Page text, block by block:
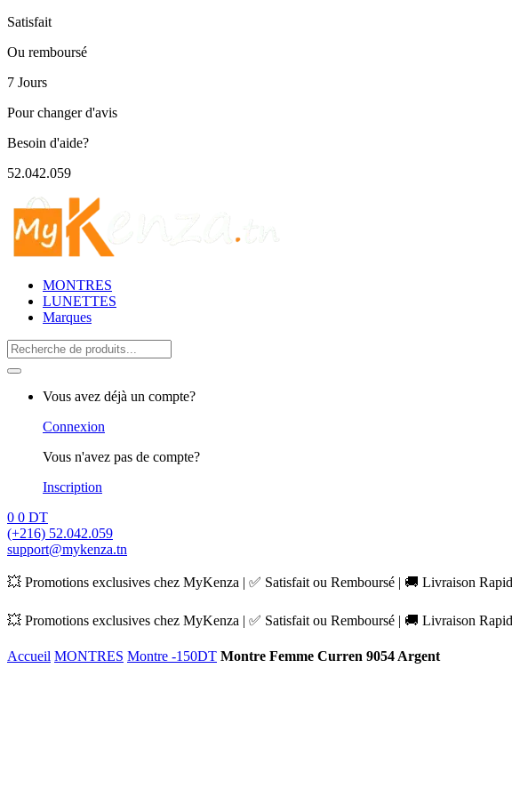
Satisfait
Ou remboursé
7 Jours
Pour changer d'avis
Besoin d'aide?
52.042.059
MONTRES
LUNETTES
Marques
Search
for:
Vous avez déjà un compte?
Connexion
Vous n'avez pas de compte?
Inscription
0 0 DT
(+216) 52.042.059
support@mykenza.tn
💥 Promotions exclusives chez MyKenza | ✅ Satisfait ou Remboursé | 🚚 Livraison
💥 Promotions exclusives chez MyKenza | ✅ Satisfait ou Remboursé | 🚚 Livraison
Accueil MONTRES Montre -150DT Montre Femme Curren 9054 Argent